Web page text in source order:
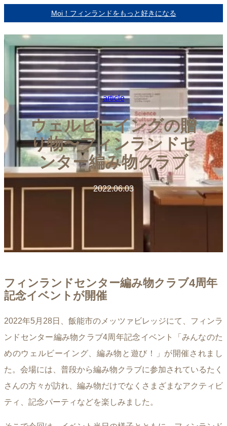
容
を
ス
Moi！フィンランドをもっと好きになる
article
ウェルビーイングの贈
り物〜フィンランドセ
ンター編み物クラブ
2022.06.03
フィンランドセンター編み物クラブ4周年
記念イベントが開催
2022年5月28日、飯能市のメッツァビレッジにて、フィンラ
ンドセンター編み物クラブ4周年記念イベント「みんなのた
めのウェルビーイング、編み物と遊び！」が開催されまし
た。会場には、普段から編み物クラブに参加されているたく
さんの方々が訪れ、編み物だけでなくさまざまなアクティビ
ティ、記念パーティなどを楽しみました。